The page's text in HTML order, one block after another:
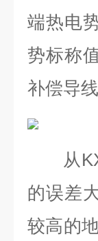
端热电
势标称
补偿导线
从KX-
的误差
较高的